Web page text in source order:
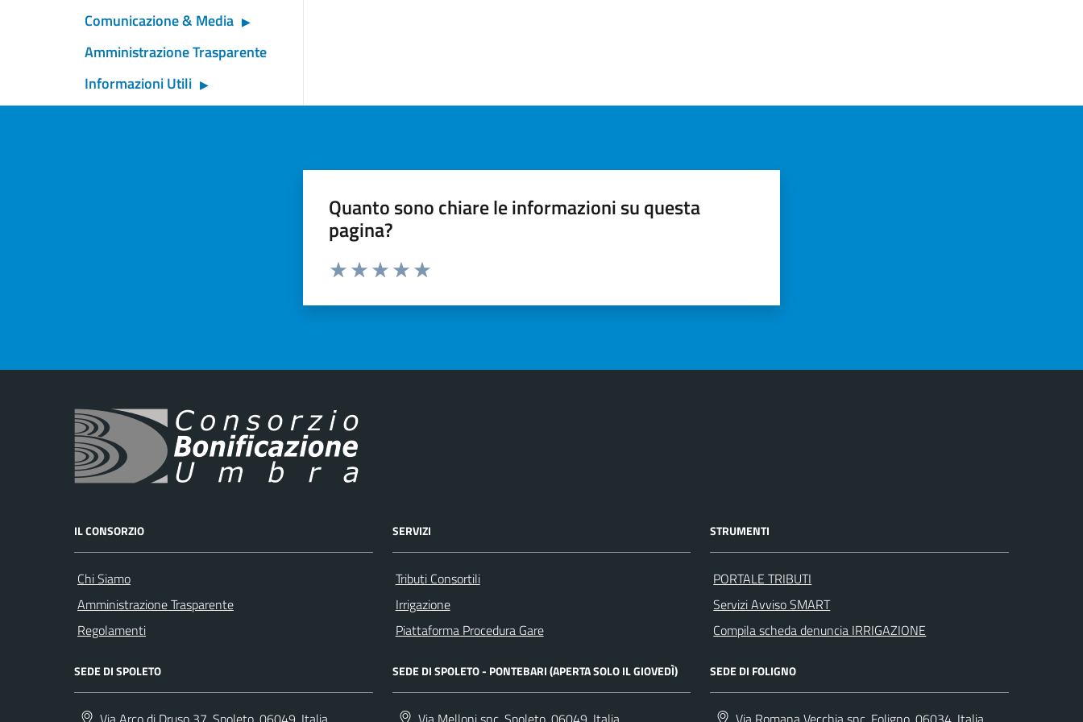
Comunicazione & Media
Amministrazione Trasparente
Informazioni Utili
Quanto sono chiare le informazioni su questa
pagina?
IL CONSORZIO
Chi Siamo
Amministrazione Trasparente
Regolamenti
SEDE DI SPOLETO
SERVIZI
Tributi Consortili
Irrigazione
Piattaforma Procedura Gare
SEDE DI SPOLETO - PONTEBARI (APERTA SOLO IL GIOVEDÌ)
STRUMENTI
PORTALE TRIBUTI
Servizi Avviso SMART
Compila scheda denuncia IRRIGAZIONE
SEDE DI FOLIGNO